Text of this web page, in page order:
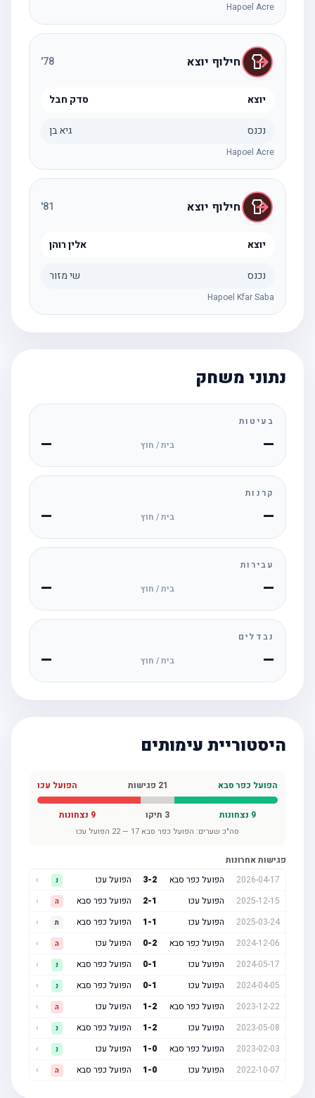
Hapoel Acre
חילוף יוצא 78
'
יוצא סדק חבל
נכנס גיא בן
Hapoel Acre
חילוף יוצא 81
'
יוצא אלין רוהן
נכנס שי מזור
Hapoel Kfar Saba
נתוני משחק
בעיטות
— בית / חוץ —
קרנות
— בית / חוץ —
עבירות
— בית / חוץ —
נבדלים
— בית / חוץ —
היסטוריית עימותים
הפועל כפר סבא פגישות הפועל עכו
נצחונות תיקו נצחונות
סה"כ שערים:הפועל כפר סבא17
—
22 הפועל עכו
פגישות אחרונות
2026-04-17
הפועל כפר סבא 3 הפועל עכו
2025-12-15
הפועל עכו 2 הפועל כפר סבא
2025-03-24
הפועל עכו 1 הפועל כפר סבא
2024-12-06
הפועל כפר סבא 0 הפועל עכו
2024-05-17
הפועל עכו 0 הפועל כפר סבא
2024-04-05
הפועל עכו 0 הפועל כפר סבא
2023-12-22
הפועל כפר סבא 1 הפועל עכו
2023-05-08
הפועל עכו 1 הפועל כפר סבא
2023-02-03
הפועל כפר סבא 1 הפועל עכו
2022-10-07
הפועל עכו 1 הפועל כפר סבא